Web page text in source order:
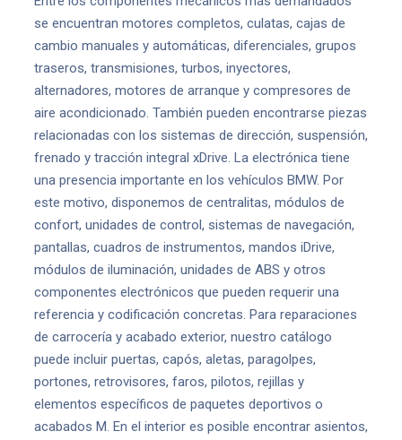
se encuentran motores completos, culatas, cajas de
cambio manuales y automáticas, diferenciales, grupos
traseros, transmisiones, turbos, inyectores,
alternadores, motores de arranque y compresores de
aire acondicionado. También pueden encontrarse piezas
relacionadas con los sistemas de dirección, suspensión,
frenado y tracción integral xDrive. La electrónica tiene
una presencia importante en los vehículos BMW. Por
este motivo, disponemos de centralitas, módulos de
confort, unidades de control, sistemas de navegación,
pantallas, cuadros de instrumentos, mandos iDrive,
módulos de iluminación, unidades de ABS y otros
componentes electrónicos que pueden requerir una
referencia y codificación concretas. Para reparaciones
de carrocería y acabado exterior, nuestro catálogo
puede incluir puertas, capós, aletas, paragolpes,
portones, retrovisores, faros, pilotos, rejillas y
elementos específicos de paquetes deportivos o
acabados M. En el interior es posible encontrar asientos,